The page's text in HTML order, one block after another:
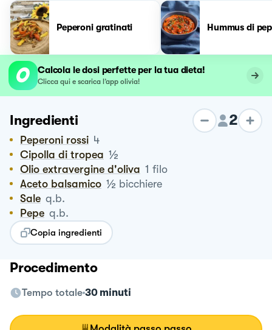
Peperoni gratinati Hummus di
Calcola le dosi perfette per la tua dieta!
Clicca qui e scarica l’app olivia!
Ingredienti 2
Peperoni rossi 4
Cipolla di tropea ½
Olio extravergine d'oliva 1 filo
Aceto balsamico ½ bicchiere
Sale q.b.
Pepe q.b.
Copia ingredienti
Procedimento
Tempo totale 30 minuti